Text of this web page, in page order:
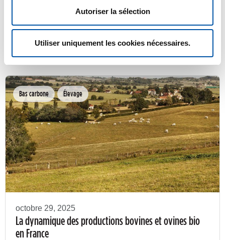
Autoriser la sélection
Utiliser uniquement les cookies nécessaires.
complexe interconnectant santé animale, santé
humaine et santé de l’environnement.
Lire l'article
Bas carbone Élevage
octobre 29, 2025
La dynamique des productions bovines et ovines bio
en France